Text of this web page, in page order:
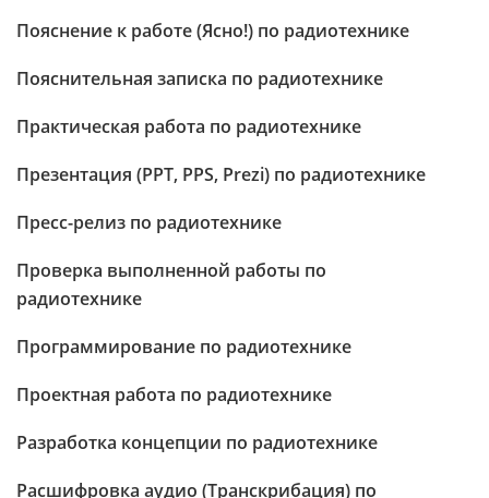
Пояснение к работе (Ясно!) по радиотехнике
Пояснительная записка по радиотехнике
Практическая работа по радиотехнике
Презентация (PPT, PPS, Prezi) по радиотехнике
Пресс-релиз по радиотехнике
Проверка выполненной работы по
радиотехнике
Программирование по радиотехнике
Проектная работа по радиотехнике
Разработка концепции по радиотехнике
Расшифровка аудио (Транскрибация) по